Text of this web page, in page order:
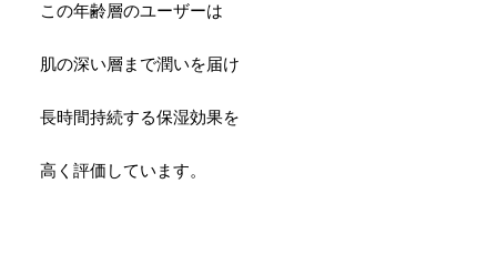
この年齢層のユーザーは
肌の深い層まで潤いを届け
長時間持続する保湿効果を
高く評価しています。